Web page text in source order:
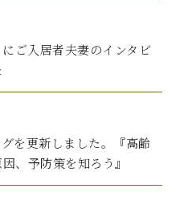
ご入居者夫妻のインタビ
を更新しました。『高齢
、予防策を知ろう』